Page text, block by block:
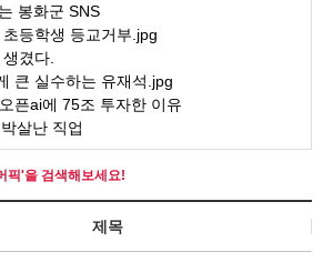
봉화군 SNS
등학생 등교거부.jpg
겼다.
큰 실수하는 유재석.jpg
픈ai에 75조 투자한 이유
살난 직업
픽'을 검색해보세요!
제목